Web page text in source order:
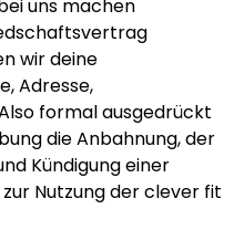
uns machen
wir deine
Adresse,
formal ausgedrückt
die Anbahnung, der
Kündigung einer
Nutzung der clever fit